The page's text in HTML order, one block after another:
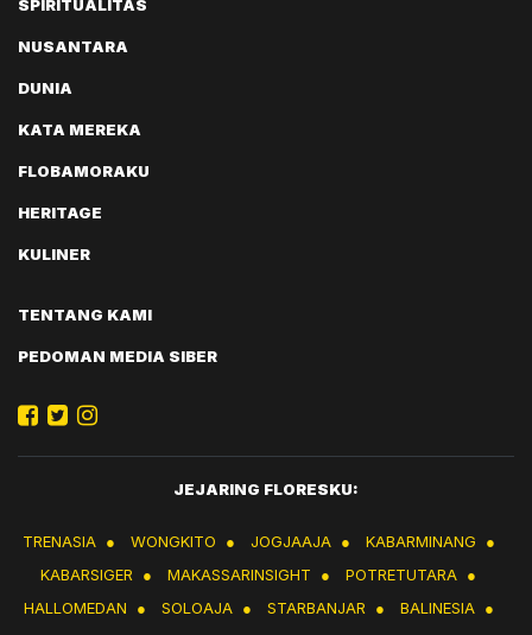
SPIRITUALITAS
NUSANTARA
DUNIA
KATA MEREKA
FLOBAMORAKU
HERITAGE
KULINER
TENTANG KAMI
PEDOMAN MEDIA SIBER
JEJARING FLORESKU:
TRENASIA ● WONGKITO ● JOGJAAJA ● KABARMINANG
●
KABARSIGER
● MAKASSARINSIGHT ● POTRETUTARA ●
HALLOMEDAN
● SOLOAJA ● STARBANJAR ● BALINESIA ●